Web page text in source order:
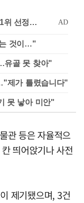
것이…"
유골 못 찾아"
제가 틀렸습니다"
못 낳아 미안"
관 등은 자율적으
띄어앉기나 사전
제기됐으며, 3건